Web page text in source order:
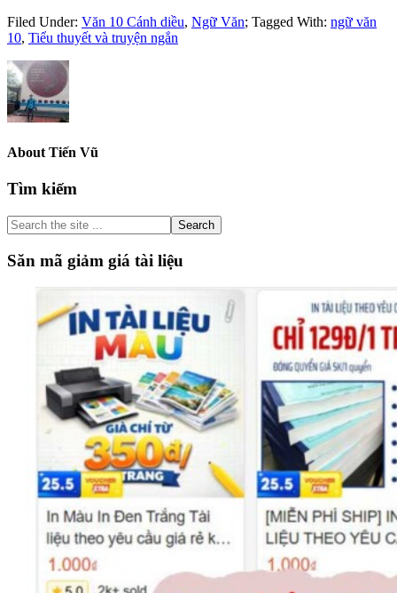
Filed Under: Văn 10 Cánh diều, Ngữ Văn; Tagged With: ngữ văn
10, Tiểu thuyết và truyện ngắn
About Tiến Vũ
Primary
Sidebar
Tìm kiếm
Search
the
site
...
Săn mã giảm giá tài liệu